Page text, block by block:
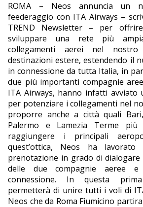
EDITORIALI
ROMA – Neos annuncia un
feederaggio con ITA Airways –
TREND Newsletter – per
sviluppare una rete più
collegamenti aerei nel
destinazioni estere, estendendo il
in connessione da tutta Italia, in
due più importanti compagnie
ITA Airways, hanno infatti avviato
per potenziare i collegamenti nel
proporre anche a città quali
Palermo e Lamezia Terme più
raggiungere i principali
quest’ottica, Neos ha
prenotazione in grado di
delle due compagnie aeree
connessione. In questa
permetterà di unire tutti i voli di
Neos che da Roma Fiumicino